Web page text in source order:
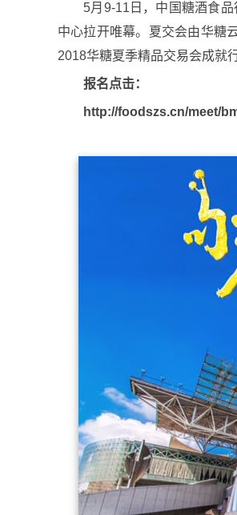
5月9-11日，中国糖酒食
中心拉开唯幕。夏交会由华糖
2018华糖夏季精品交易会成就
报名点击：
http://foodszs.cn/meet/